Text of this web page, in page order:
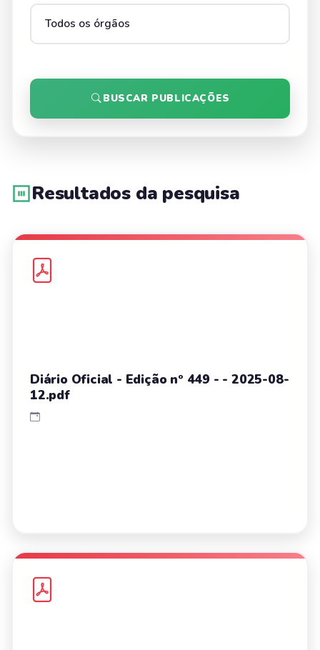
BUSCAR PUBLICAÇÕES
Resultados da pesquisa
Diário Oficial - Edição nº 449 - - 2025-08-
12.pdf